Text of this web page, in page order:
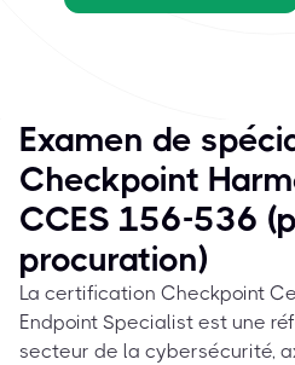
Examen de
Checkpoint
CCES 156-536
procuration)
La certification Checkpoint
Endpoint Specialist est une
secteur de la cybersécurité,